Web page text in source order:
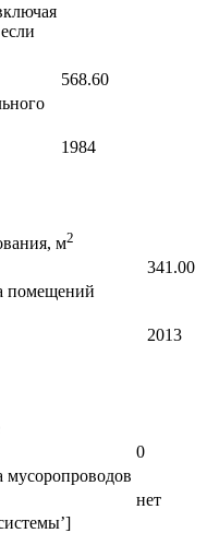
568.60
1984
м2
341.00
помещений
2013
0
мусоропроводов
нет